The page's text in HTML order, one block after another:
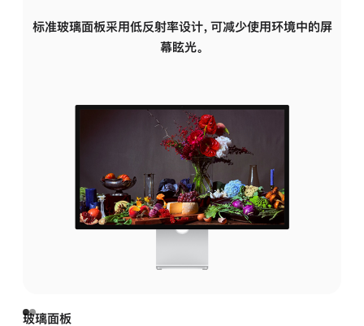
标准玻璃面板采用低反射率设计，可减少使用环境中的屏
幕眩光。
玻璃面板